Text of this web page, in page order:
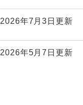
2026年7月3日更新
2026年5月7日更新